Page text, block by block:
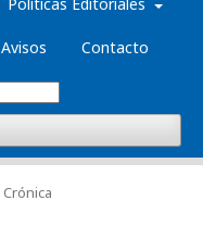
Políticas Editoriales
Avisos Contacto
Crónica